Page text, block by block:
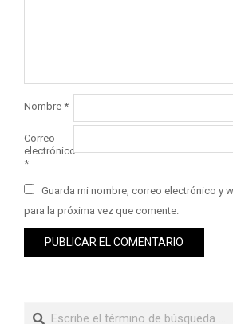
Nombre *
Correo
electrónico
*
Guarda mi nombre, correo electrónico y
para la próxima vez que comente.